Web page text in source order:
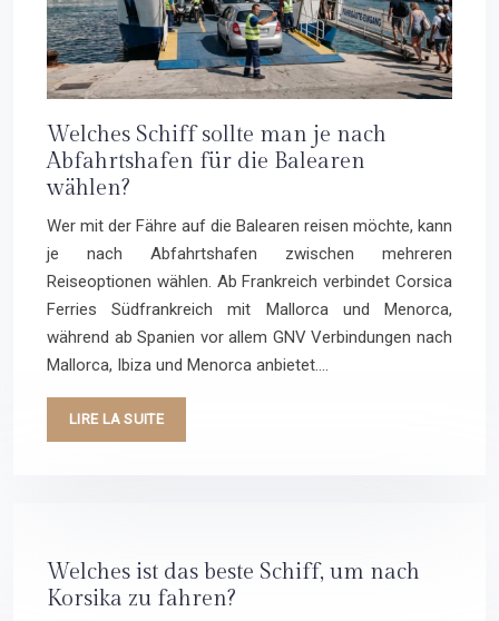
Welches Schiff sollte man je nach
Abfahrtshafen für die Balearen
wählen?
Wer mit der Fähre auf die Balearen reisen möchte, kann
je nach Abfahrtshafen zwischen mehreren
Reiseoptionen wählen. Ab Frankreich verbindet Corsica
Ferries Südfrankreich mit Mallorca und Menorca,
während ab Spanien vor allem GNV Verbindungen nach
Mallorca, Ibiza und Menorca anbietet….
LIRE LA SUITE
Welches ist das beste Schiff, um nach
Korsika zu fahren?